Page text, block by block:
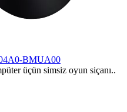
BMUA00
üçün simsiz oyun siçanı..